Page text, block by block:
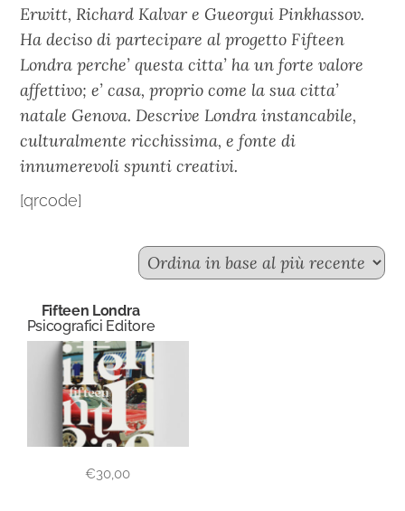
Erwitt, Richard Kalvar e Gueorgui Pinkhassov.
Ha deciso di partecipare al progetto Fifteen
Londra perche’ questa citta’ ha un forte valore
affettivo; e’ casa, proprio come la sua citta’
natale Genova. Descrive Londra instancabile,
culturalmente ricchissima, e fonte di
innumerevoli spunti creativi.
[qrcode]
Fifteen Londra
Psicografici Editore
€30,00